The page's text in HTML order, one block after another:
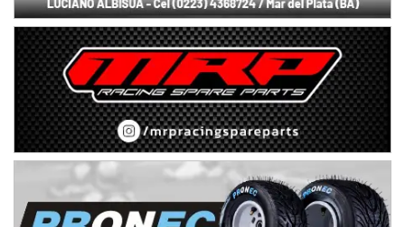
Juan Navarro (Asfalto)
El Timbó (Tucumán)
COBERTURA ESPECIAL DE E-KART.COM.AR
08/09-AGO
IAME SERIES ARGENTINA 6
Ramiro Tot (Asfalto)
Baradero (Buenos Aires)
Ciudad de Trenque Lauquen (Asfalto)
Trenque Lauquen (Buenos Aires)